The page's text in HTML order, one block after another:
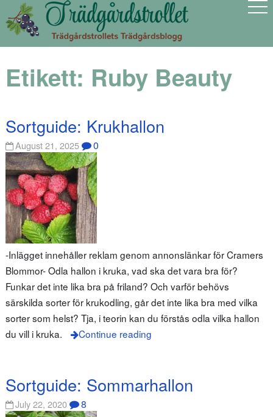
Etikett: Ruby Beauty
Sortguide: Krukhallon
August 21, 2025 0
-Inlägget innehåller reklam genom annonslänkar för Cramers
Blommor- Odla hallon i kruka, vad ska det vara bra för?
Funkar det inte lika bra på friland? Och varför behövs
särskilda sorter för krukodling, går det inte lika bra med vilka
sorter som helst? Tja, i teorin kan du förstås odla vilka hallon
du vill i kruka.
Continue reading
Sortguide: Sommarhallon
July 22, 2020 8